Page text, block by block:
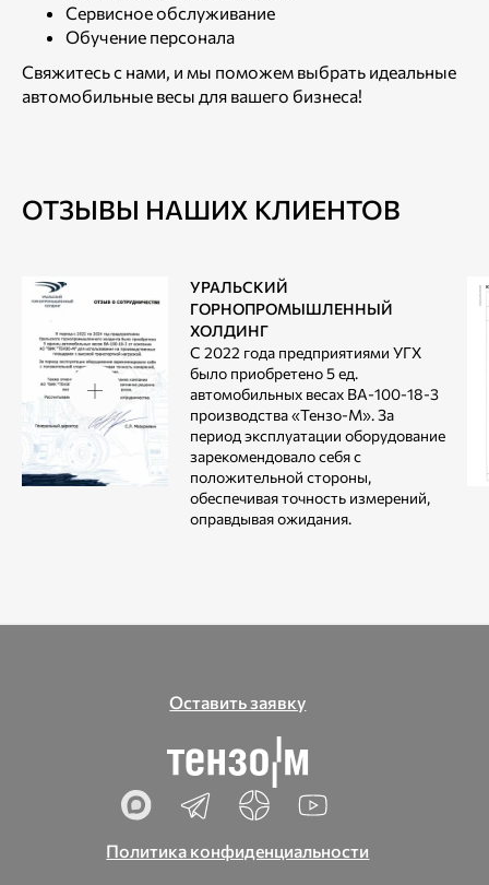
Сервисное обслуживание
Обучение персонала
Свяжитесь с нами, и мы поможем выбрать идеальные
автомобильные весы для вашего бизнеса!
ОТЗЫВЫ НАШИХ КЛИЕНТОВ
УРАЛЬСКИЙ
ГОРНОПРОМЫШЛЕННЫЙ
ХОЛДИНГ
С 2022 года предприятиями УГХ
было приобретено 5 ед.
автомобильных весах ВА-100-18-3
производства «Тензо-М». За
период эксплуатации оборудование
зарекомендовало себя с
положительной стороны,
обеспечивая точность измерений,
оправдывая ожидания.
Оставить заявку
Политика конфиденциальности